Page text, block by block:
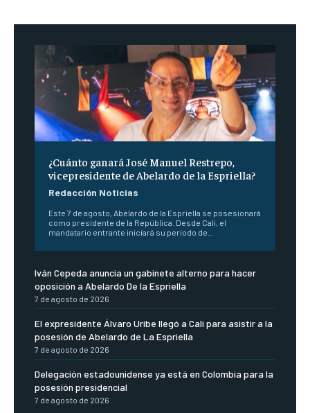
¿Cuánto ganará José Manuel Restrepo,
vicepresidente de Abelardo de la Espriella?
Redacción Noticias
Este 7 de agosto, Abelardo de la Espriella se posesionará
como presidente de la República. Desde Cali, el
mandatario entrante iniciará su periodo de...
Iván Cepeda anuncia un gabinete alterno para hacer
oposición a Abelardo De la Espriella
7 de agosto de 2026
El expresidente Álvaro Uribe llegó a Cali para asistir a la
posesión de Abelardo de La Espriella
7 de agosto de 2026
Delegación estadounidense ya está en Colombia para la
posesión presidencial
7 de agosto de 2026